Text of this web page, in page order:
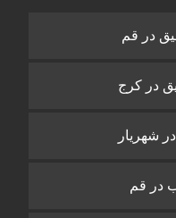
در قم
در کرج
شهریار
در قم